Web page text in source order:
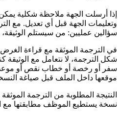
إذا أرسلت الجهة ملاحظة شكلية يمكن
وتعليمات الجهة قبل أي تعديل. مع
سؤالين عمليين: من سيستلم
في الترجمة الموثقة مع قراءة الغرض
شكل الترجمة، لا نتعامل مع
سفر أو رخصة أو خطاب نقص أو موعد
موقعها داخل الملف قبل صياغة
النتيجة المطلوبة من الترجمة
نسخة يستطيع الموظف مطابقتها مع